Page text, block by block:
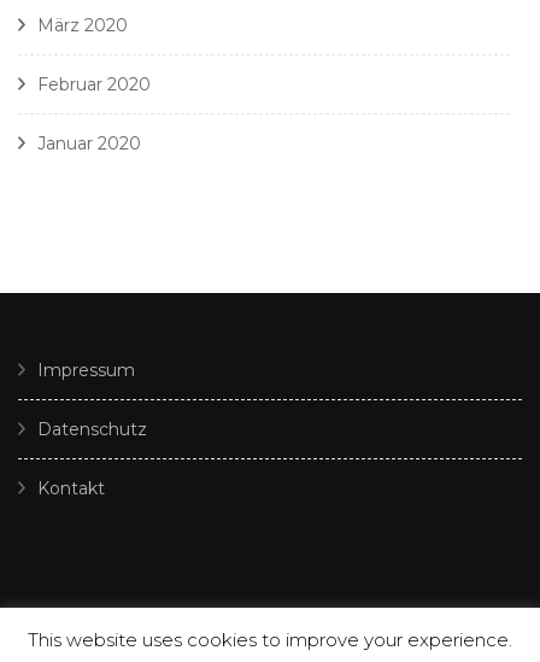
März 2020
Februar 2020
Januar 2020
Impressum
Datenschutz
Kontakt
This website uses cookies to improve your experience.